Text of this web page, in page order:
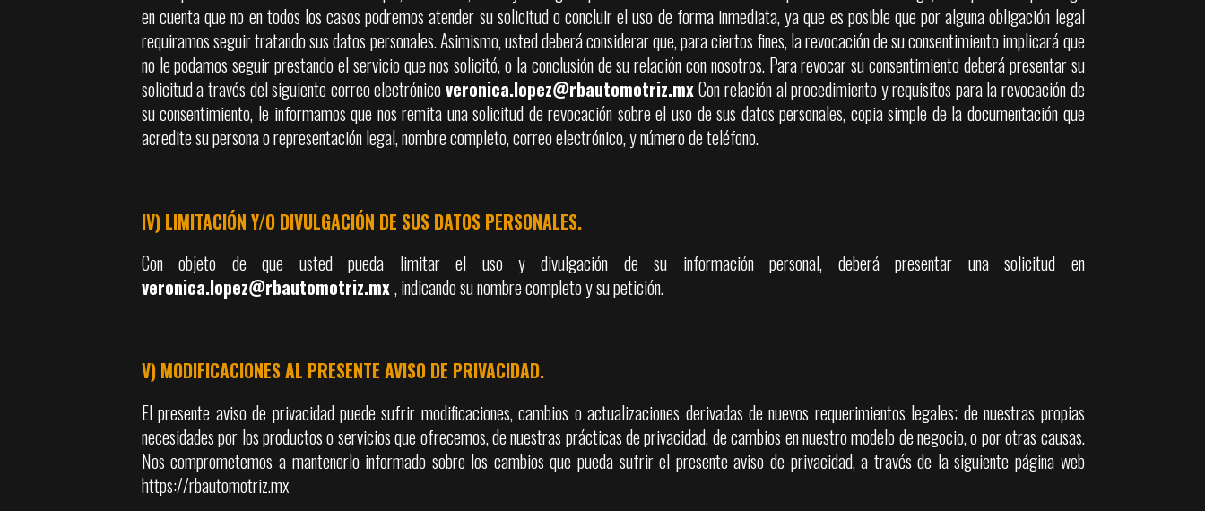
en cuenta que no en todos los casos podremos atender su solicitud o concluir el uso de forma inmediata, ya que es posible que por alguna obligación legal
requiramos seguir tratando sus datos personales. Asimismo, usted deberá considerar que, para ciertos fines, la revocación de su consentimiento implicará que
no le podamos seguir prestando el servicio que nos solicitó, o la conclusión de su relación con nosotros. Para revocar su consentimiento deberá presentar su
solicitud a través del siguiente correo electrónicoveronica.lopez@rbautomotriz.mxCon relación al procedimiento y requisitos para la revocación de
su consentimiento, le informamos que nos remita una solicitud de revocación sobre el uso de sus datos personales, copia simple de la documentación que
acredite su persona o representación legal, nombre completo, correo electrónico, y número de teléfono.
IV) LIMITACIÓN Y/O DIVULGACIÓN DE SUS DATOS PERSONALES.
Con objeto de que usted pueda limitar el uso y divulgación de su información personal, deberá presentar una solicitud en
veronica.lopez@rbautomotriz.mx, indicando su nombre completo y su petición.
V) MODIFICACIONES AL PRESENTE AVISO DE PRIVACIDAD.
El presente aviso de privacidad puede sufrir modificaciones, cambios o actualizaciones derivadas de nuevos requerimientos legales; de nuestras propias
necesidades por los productos o servicios que ofrecemos, de nuestras prácticas de privacidad, de cambios en nuestro modelo de negocio, o por otras causas.
Nos comprometemos a mantenerlo informado sobre los cambios que pueda sufrir el presente aviso de privacidad, a través de la siguiente página web
https://rbautomotriz.mx